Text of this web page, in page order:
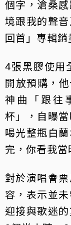
個字，滄桑
境跟我的聲
回首」專輯銷
4張黑膠使用
開放預購，
神曲「跟往
杯」，自曝
喝光整瓶白
完，你看我當
對於演唱會
容，表示並
迎接與歌迷